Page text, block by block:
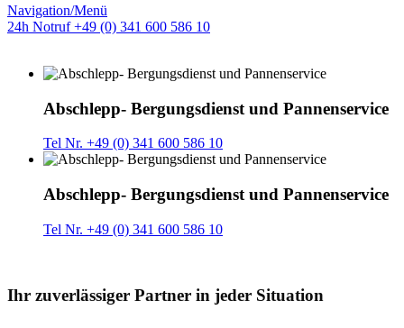
Navigation/Menü
24h Notruf +49 (0) 341 600 586 10
Abschlepp- Bergungsdienst und Pannenservice
Tel Nr. +49 (0) 341 600 586 10
Abschlepp- Bergungsdienst und Pannenservice
Tel Nr. +49 (0) 341 600 586 10
Ihr zuverlässiger Partner in jeder Situation